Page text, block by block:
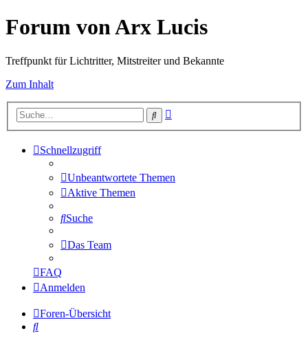
Forum von Arx Lucis
Treffpunkt für Lichtritter, Mitstreiter und Bekannte
Zum Inhalt
Suche
Schnellzugriff
Unbeantwortete Themen
Aktive Themen
Suche
Das Team
FAQ
Anmelden
Foren-Übersicht
Suche